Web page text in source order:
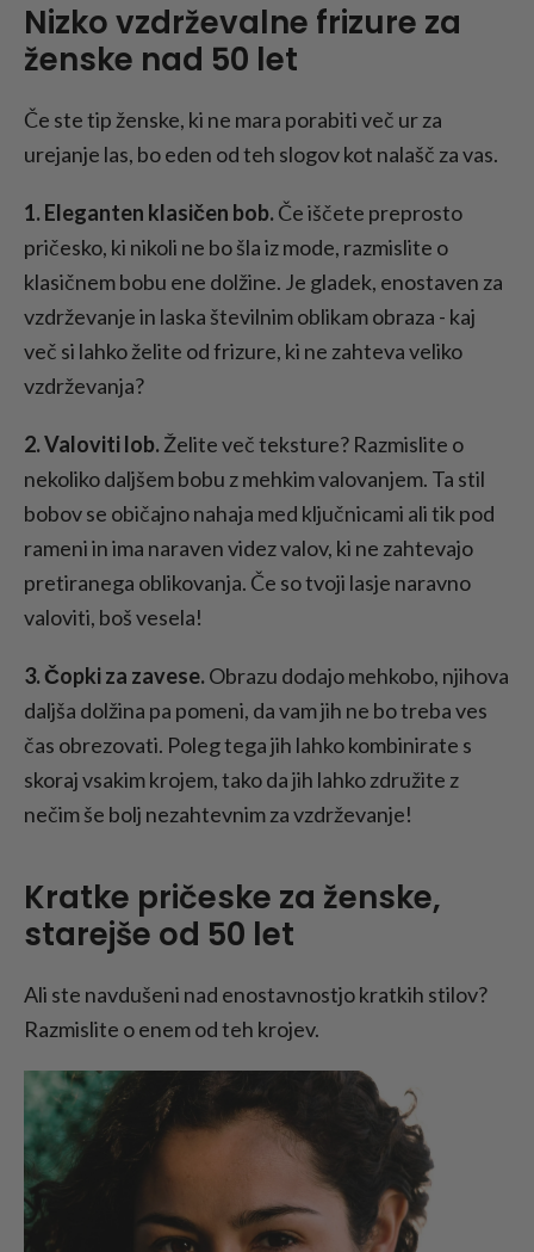
Nizko vzdrževalne frizure za
ženske nad 50 let
Če ste tip ženske, ki ne mara porabiti več ur za
urejanje las, bo eden od teh slogov kot nalašč za vas.
1. Eleganten klasičen bob.Če iščete preprosto
pričesko, ki nikoli ne bo šla iz mode, razmislite o
klasičnem bobu ene dolžine. Je gladek, enostaven za
vzdrževanje in laska številnim oblikam obraza - kaj
več si lahko želite od frizure, ki ne zahteva veliko
vzdrževanja?
2. Valoviti lob.Želite več teksture? Razmislite o
nekoliko daljšem bobu z mehkim valovanjem. Ta stil
bobov se običajno nahaja med ključnicami ali tik pod
rameni in ima naraven videz valov, ki ne zahtevajo
pretiranega oblikovanja. Če so tvoji lasje naravno
valoviti, boš vesela!
3. Čopki za zavese.Obrazu dodajo mehkobo, njihova
daljša dolžina pa pomeni, da vam jih ne bo treba ves
čas obrezovati. Poleg tega jih lahko kombinirate s
skoraj vsakim krojem, tako da jih lahko združite z
nečim še bolj nezahtevnim za vzdrževanje!
Kratke pričeske za ženske,
starejše od 50 let
Ali ste navdušeni nad enostavnostjo kratkih stilov?
Razmislite o enem od teh krojev.